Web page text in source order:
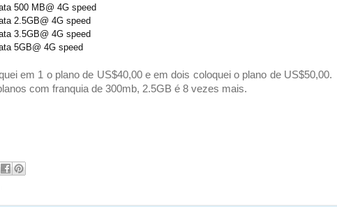
500 MB@ 4G speed
2.5GB@ 4G speed
3.5GB@ 4G speed
5GB@ 4G speed
1 o plano de US$40,00 e em dois coloquei o plano de US$50,00.
com franquia de 300mb, 2.5GB é 8 vezes mais.